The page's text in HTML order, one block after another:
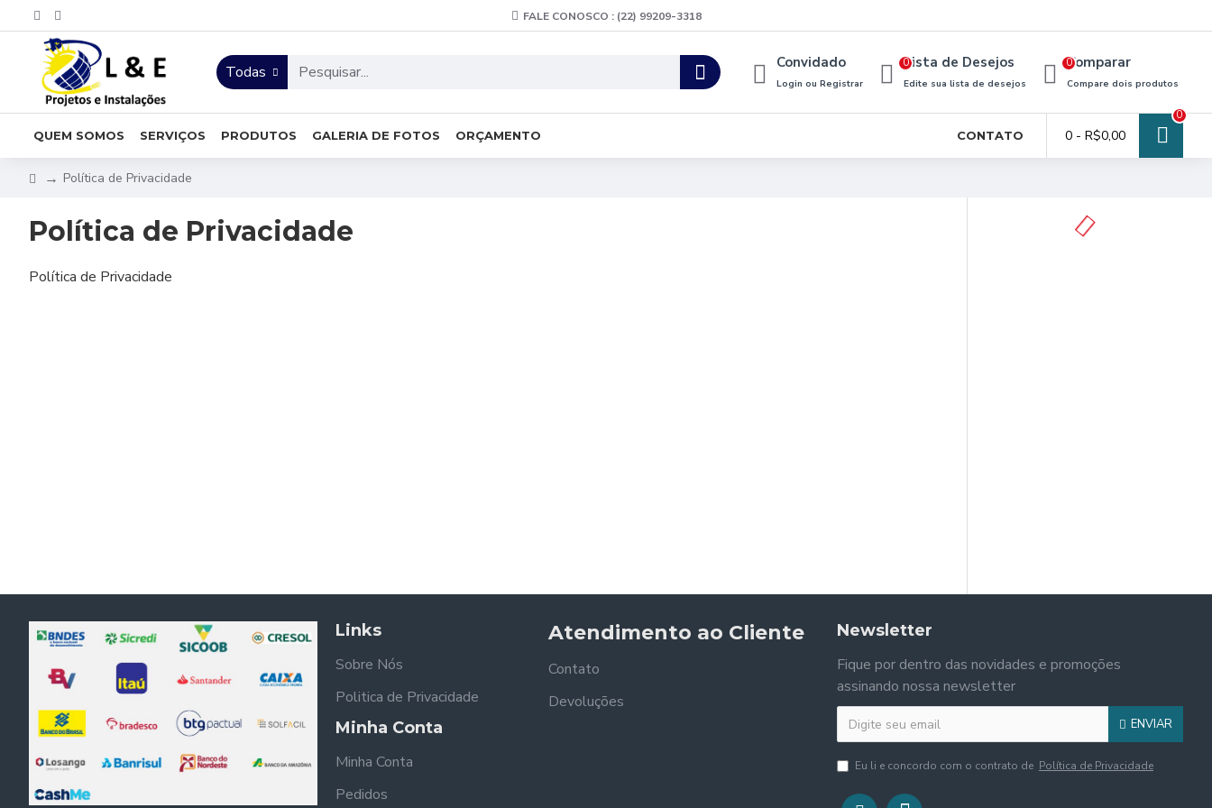
FALE CONOSCO : (22) 99209-3318
Todas Convidado
Login ou Registrar
Lista de Desejos
Edite sua lista de desejos
0 Comparar
Compare dois produtos
0
QUEM SOMOS SERVIÇOS PRODUTOS GALERIA DE FOTOS ORÇAMENTO CONTATO 0 - R$0,00
0
Política de Privacidade
Política de Privacidade
Política de Privacidade
Links
Sobre Nós
Politica de Privacidade
Minha Conta
Minha Conta
Pedidos
Atendimento ao Cliente
Contato
Devoluções
Newsletter
Fique por dentro das novidades e promoções
assinando nossa newsletter
ENVIAR
Eu li e concordo com o contrato de Política de Privacidade